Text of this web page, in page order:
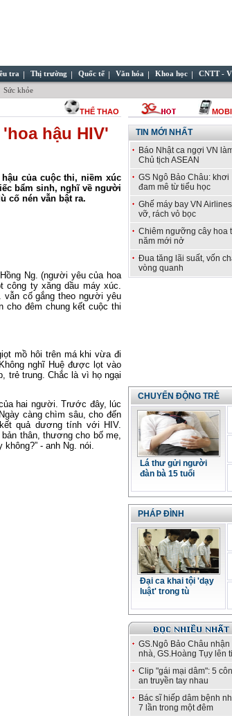
tra Thị trường Quốc tế Văn hóa Khoa học CNTT -
Sức khỏe
THỂ THAO
hậu HIV'
của cuộc thi, niềm xúc
bẩm sinh, nghĩ về người
cố nén vẫn bật ra.
Ng. (người yêu của hoa
công ty xăng dầu máy xúc.
vẫn cố gắng theo người yêu
cho đêm chung kết cuộc thi
mồ hôi trên má khi vừa đi
nghĩ Huệ được lọt vào
trẻ trung. Chắc là vì họ ngại
hai người. Trước đây, lúc
càng chìm sâu, cho đến
quả dương tính với HIV.
thân, thương cho bố mẹ,
- anh Ng. nói.
TIN MỚI NHẤT
Báo Nhật ca ngợi VN
Chủ tịch ASEAN
GS Ngô Bảo Châu: khơi
đam mê từ tiểu học
Ghế máy bay VN
vỡ, rách vỏ bọc
Chiêm ngưỡng cây hoa
năm mới nở
Đua tăng lãi suất, vốn
vòng quanh
CHUYỂN ĐỘNG TRẺ
Lá thư gửi người
đàn bà 15 tuổi
PHÁP ĐÌNH
Đại ca khai tội 'dạy
luật' trong tù
GS.Ngô Bảo Châu nhận
nhà, GS.Hoàng Tụy lên
Clip "gái mại dâm": 5
an truyền tay nhau
Bác sĩ hiếp dâm bệnh
7 lần trong một đêm